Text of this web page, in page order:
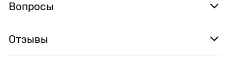
Вопросы
Отзывы